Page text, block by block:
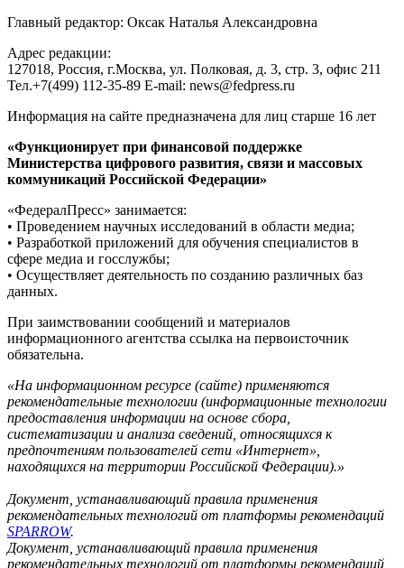
Главный редактор: Оксак Наталья Александровна
Адрес редакции:
127018, Россия, г.Москва, ул. Полковая, д. 3, стр. 3, офис 211
Тел.+7(499) 112-35-89 E-mail: news@fedpress.ru
Информация на сайте предназначена для лиц старше 16 лет
«Функционирует при финансовой поддержке
Министерства цифрового развития, связи и массовых
коммуникаций Российской Федерации»
«ФедералПресс» занимается:
• Проведением научных исследований в области медиа;
• Разработкой приложений для обучения специалистов в
сфере медиа и госслужбы;
• Осуществляет деятельность по созданию различных баз
данных.
При заимствовании сообщений и материалов
информационного агентства ссылка на первоисточник
обязательна.
«На информационном ресурсе (сайте) применяются
рекомендательные технологии (информационные технологии
предоставления информации на основе сбора,
систематизации и анализа сведений, относящихся к
предпочтениям пользователей сети «Интернет»,
находящихся на территории Российской Федерации).»
Документ, устанавливающий правила применения
рекомендательных технологий от платформы рекомендаций
SPARROW.
Документ, устанавливающий правила применения
рекомендательных технологий от платформы рекомендаций